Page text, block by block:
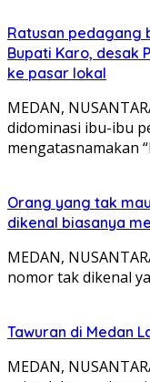
Ratusan pedagang
Bupati Karo, desak
ke pasar lokal
MEDAN,
didominasi ibu-ibu
mengatasnamakan
Orang yang tak
dikenal biasanya
MEDAN,
nomor tak dikenal
Tawuran di Medan
MEDAN,